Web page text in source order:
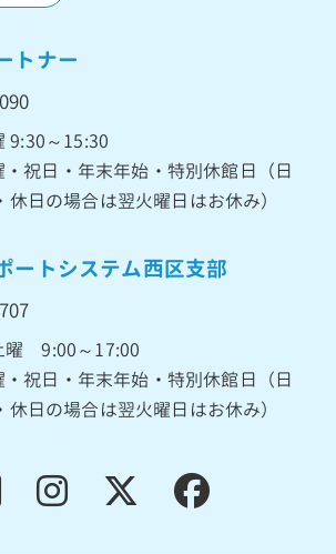
トナー
9:30～15:30
祝日・年末年始・特別休館日（日
日の場合は翌火曜日はお休み）
ートシステム西区支部
曜 9:00～17:00
祝日・年末年始・特別休館日（日
日の場合は翌火曜日はお休み）